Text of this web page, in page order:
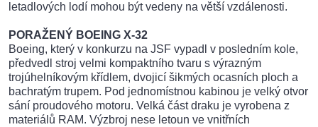
letadlových lodí mohou být vedeny na větší vzdálenosti.
PORAŽENÝ BOEING X-32
Boeing, který v konkurzu na JSF vypadl v posledním kole,
předvedl stroj velmi kompaktního tvaru s výrazným
trojúhelníkovým křídlem, dvojicí šikmých ocasních ploch a
bachratým trupem. Pod jednomístnou kabinou je velký otvor
sání proudového motoru. Velká část draku je vyrobena z
materiálů RAM. Výzbroj nese letoun ve vnitřních